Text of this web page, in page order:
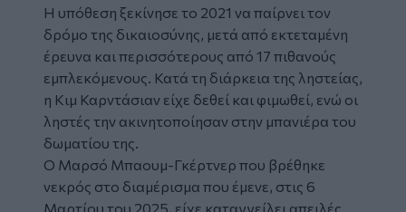
Η υπόθεση ξεκίνησε το 2021 να παίρνει τον
δρόμο της δικαιοσύνης, μετά από εκτεταμένη
έρευνα και περισσότερους από 17 πιθανούς
εμπλεκόμενους. Κατά τη διάρκεια της ληστείας,
η Κιμ Καρντάσιαν είχε δεθεί και φιμωθεί, ενώ οι
ληστές την ακινητοποίησαν στην μπανιέρα του
δωματίου της.
Ο Μαρσό Μπαουμ-Γκέρτνερ που βρέθηκε
νεκρός στο διαμέρισμα που έμενε, στις 6
Μαρτίου του 2025, είχε καταγγείλει απειλές